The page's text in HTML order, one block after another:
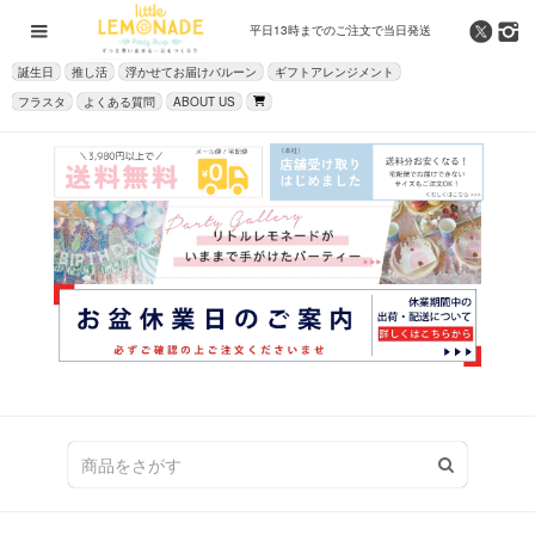
平日13時までのご注文で当日発送
誕生日 推し活 浮かせてお届けバルーン
ギフトアレンジメント
フラスタ
よくある質問 ABOUT US